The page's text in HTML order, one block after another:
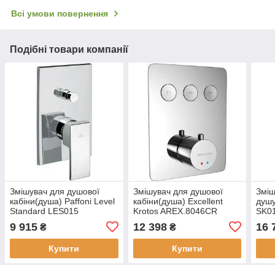
Всі умови повернення
Подібні товари компанії
Змішувач для душової
кабіни(душа) Paffoni Level
Standard LES015
9 915 ₴
Купити
Змішувач для душової
кабіни(душа) Excellent
Krotos AREX.8046CR
12 398₴
Купити
16